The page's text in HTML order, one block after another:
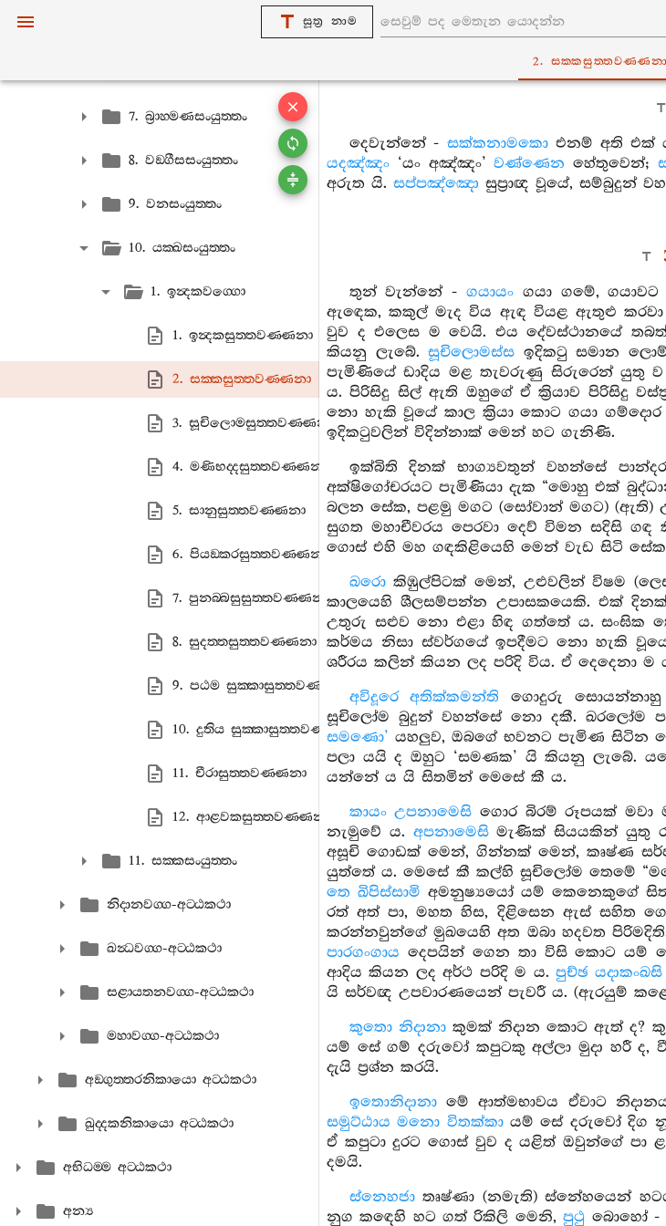
සූත්‍ර නාම
2. සක‍්කසුත‍්තවණ‍්ණනා
7. බ්‍රාහ‍්මණසංයුත‍්තං
8. වඞ‍්ගීසසංයුත‍්තං
9. වනසංයුත‍්තං
10. යක‍්ඛසංයුත‍්තං
1. ඉන්‍දකවග‍්ගො
1. ඉන්‍දකසුත‍්තවණ‍්ණනා
2. සක‍්කසුත‍්තවණ‍්ණනා
3. සූචිලොමසුත‍්තවණ‍්ණනා
4. මණිභද‍්දසුත‍්තවණ‍්ණනා
5. සානුසුත‍්තවණ‍්ණනා
6. පියඞ‍්කරසුත‍්තවණ‍්ණනා
7. පුනබ‍්බසුසුත‍්තවණ‍්ණනා
8. සුදත‍්තසුත‍්තවණ‍්ණනා
9. පඨම සුක‍්කාසුත‍්තවණ‍්ණනා
10. දුතිය සුක‍්කාසුත‍්තවණ‍්ණනා
11. චීරාසුත‍්තවණ‍්ණනා
12. ආළවකසුත‍්තවණ‍්ණනා
11. සක‍්කසංයුත‍්තං
නිදානවග‍්ග-අට‍්ඨකථා
ඛන්‍ධවග‍්ග-අට‍්ඨකථා
සළායතනවග‍්ග-අට‍්ඨකථා
මහාවග‍්ග-අට‍්ඨකථා
අඞ‍්ගුත‍්තරනිකායො අට‍්ඨකථා
ඛුද‍්දකනිකායො අට‍්ඨකථා
අභිධම‍්ම අට‍්ඨකථා
අන්‍ය
දෙවැන්නේ - සක්කනාමකොඑනම් අති එක්
යදඤ්ඤං ‘යං අඤ්ඤං’වණ්ණෙන හේතුවෙන්;
අරුත යි. සප්පඤ්ඤො සුප්‍රාඥ වූයේ, සම්බුදුන්
තුන් වැන්නේ -ගයායං ගයා ගමේ,
ඇඳෙක, කකුල් මැද විය ඇඳ වියළ ඇතුළු
වුව ද එලෙස ම වෙයි. එය දේවස්ථානයේ
කියනු ලැබේ.සූචිලොමස්ස ඉදිකටු සමාන
පැමිණියේ ඩාදිය මළ තැවරුණු සිරුරෙන් යුතු
ය. පිරිසිදු සිල් ඇති ඔහුගේ ඒ ක්‍රියාව පිරිසිදු
නො හැකි වූයේ කාල ක්‍රියා කොට ගයා
ඉදිකටුවලින් විදින්නාක් මෙන් හට ගැනිණි.
ඉක්බිති දිනක් භාග්‍යවතුන් වහන්සේ
අක්ෂිගෝචරයට පැමිණියා දැක “මොහු එක්
බලන සේක, පළමු මගට (සෝවාන් මගට) (ඇති)
සුගත මහාචීවරය පෙරවා දෙව් විමන සදිසි
ගොස් එහි මහ ගඳකිළියෙහි මෙන් වැඩ සිටි සේක.
ඛරොකිඹුල්පිටක් මෙන්, උළුවලින් විෂම
කාලයෙහි ශීලසම්පන්න උපාසකයෙකි. එක්
උතුරු සළුව නො එළා හිඳ ගත්තේ ය. සංඝික
කර්මය නිසා ස්වර්ගයේ ඉපදීමට නො හැකි
ශරීරය කලින් කියන ලද පරිදි විය. ඒ දෙදෙනා
අවිදූරෙ අතික්කමන්ති ගොදුරු
සූචිලෝම බුදුන් වහන්සේ නො දකී. ඛරලෝම
සමණො’ යහලුව, ඔබගේ භවනට පැමිණ සිටින
පලා යයි ද ඔහුට ‘සමණක’ යි කියනු ලැබේ.
යන්නේ ය යි සිතමින් මෙසේ කී ය.
කායං උපනාමෙසි ගොර බිරම් රූපයක් මවා
නැමුවේ ය. අපනාමෙසිමැණික් සියයකින් යුතු
අසූචි ගොඩක් මෙන්, ගින්නක් මෙන්, කෘෂ්ණ
යුත්තේ ය. මෙසේ කී කල්හි සූචිලෝම තෙමේ
තෙ ඛිපිස්සාමි අමනුෂ්‍යයෝ යම් කෙනෙකුගේ
රත් අත් පා, මහත හිස, දිළිසෙන ඇස් සහිත
කරන්නවුන්ගේ මුඛයෙහි අත ඔබා හදවත
පාරගංගාය දෙපයින් ගෙන තා විසි කොට යම්
ආදිය කියන ලද අර්ථ පරිදි ම ය. පුච්ඡ යදාකංඛසි
යි සර්වඥ උපවාරණයෙන් පැවරී ය. (ඇරයුම්
කුතො නිදානාකුමක් නිදාන කොට ඇත් ද?
යම් සේ ගම් දරුවෝ කපුටකු අල්ලා මුදා හරී ද,
දැයි ප්‍රශ්න කරයි.
ඉතොනිදානාමේ ආත්මභාවය ඒවාට
සමුට්ඨාය මනො විතක්කායම් සේ දරුවෝ දිග
ඒ කපුටා දුරට ගොස් වුව ද යළිත් ඔවුන්ගේ පා
දමයි.
ස්නෙහජාතෘෂ්ණා (නමැති) ස්නේහයෙන්
නුග කඳෙහි හට ගත් රිකිලි මෙනි,පුථු බොහෝ -